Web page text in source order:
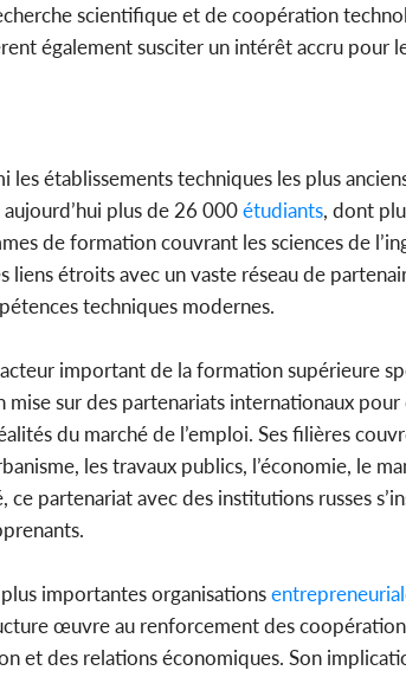
scientifique et de coopération
également susciter un intérêt accru pour
établissements techniques les plus
plus de 26 000étudiants, dont
de formation couvrant les sciences de
étroits avec un vaste réseau de
techniques modernes.
important de la formation supérieure
sur des partenariats internationaux
du marché de l’emploi. Ses filières
les travaux publics, l’économie, le
partenariat avec des institutions russes
importantes organisations
œuvre au renforcement des
et des relations économiques. Son